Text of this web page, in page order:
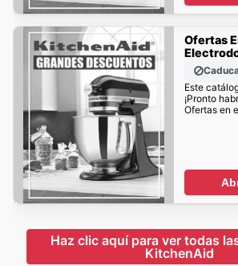
Ofertas
Este
¡Pronto
Ofertas en
Haz clic aquí para ver todas
KitchenAid